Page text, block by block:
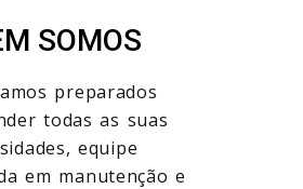
SOMOS
preparados
todas as suas
equipe
em manutenção e